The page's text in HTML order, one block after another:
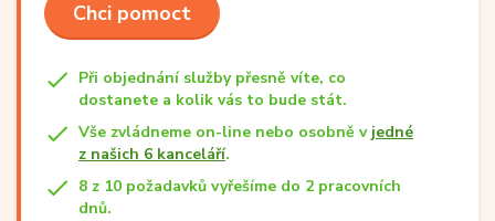
Chci pomoct
Při objednání služby přesně víte, co
dostanete a kolik vás to bude stát.
Vše zvládneme on-line nebo osobně v jedné
z našich 6 kanceláří.
8 z 10 požadavků vyřešíme do 2 pracovních
dnů.